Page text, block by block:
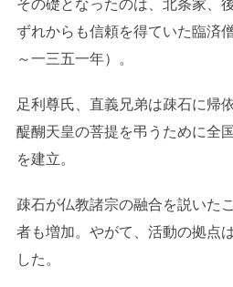
その礎となったのは、北条家、
ずれからも信頼を得ていた臨済
～一三五一年）。
足利尊氏、直義兄弟は疎石に帰
醍醐天皇の菩提を弔うために全
を建立。
疎石が仏教諸宗の融合を説いた
者も増加。やがて、活動の拠点
した。